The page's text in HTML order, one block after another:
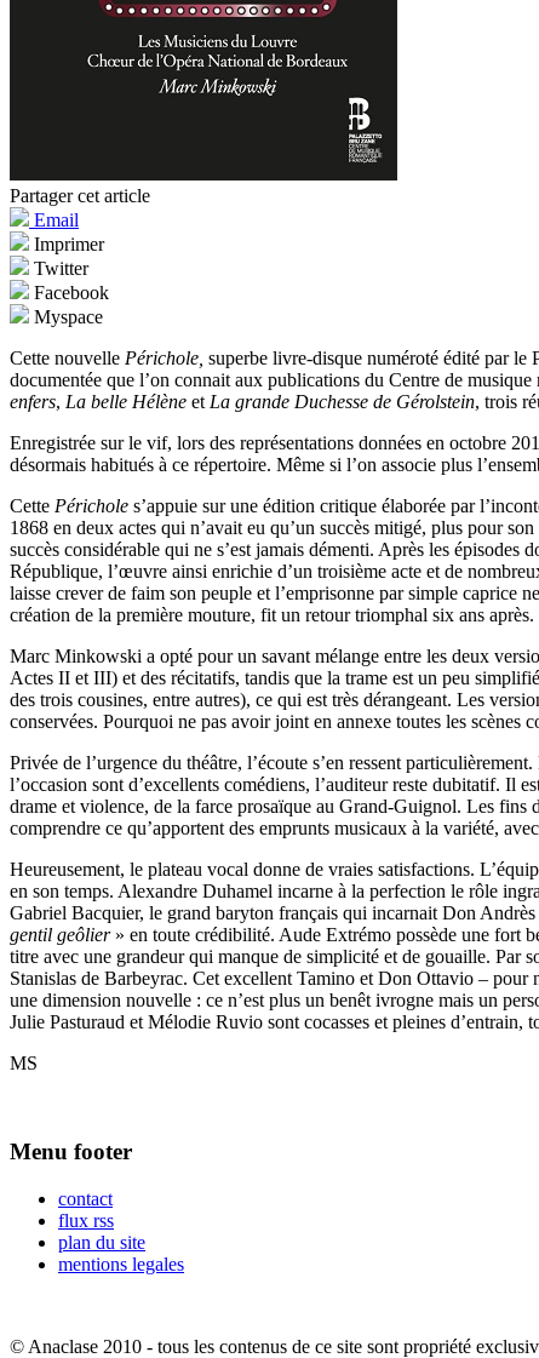
Partager cet article
Email
Imprimer
Twitter
Facebook
Myspace
Cette nouvelle Périchole, superbe livre-disque numéroté édité par le
documentée que l’on connait aux publications du Centre de
enfers, La belle Hélène et La grande Duchesse de Gérolstein, trois
Enregistrée sur le vif, lors des représentations données en octobre
désormais habitués à ce répertoire. Même si l’on associe plus
Cette Périchole s’appuie sur une édition critique élaborée par
1868 en deux actes qui n’avait eu qu’un succès mitigé, plus pour
succès considérable qui ne s’est jamais démenti. Après les
République, l’œuvre ainsi enrichie d’un troisième acte et de
laisse crever de faim son peuple et l’emprisonne par simple caprice
création de la première mouture, fit un retour triomphal six ans après.
Marc Minkowski a opté pour un savant mélange entre les deux
Actes II et III) et des récitatifs, tandis que la trame est un peu
des trois cousines, entre autres), ce qui est très dérangeant. Les
conservées. Pourquoi ne pas avoir joint en annexe toutes les
Privée de l’urgence du théâtre, l’écoute s’en ressent
l’occasion sont d’excellents comédiens, l’auditeur reste dubitatif. Il
drame et violence, de la farce prosaïque au Grand-Guignol. Les fins
comprendre ce qu’apportent des emprunts musicaux à la variété, avec
Heureusement, le plateau vocal donne de vraies satisfactions.
en son temps. Alexandre Duhamel incarne à la perfection le rôle
Gabriel Bacquier, le grand baryton français qui incarnait Don
gentil geôlier» en toute crédibilité. Aude Extrémo possède une fort
titre avec une grandeur qui manque de simplicité et de gouaille. Par
Stanislas de Barbeyrac. Cet excellent Tamino et Don Ottavio – pour
une dimension nouvelle : ce n’est plus un benêt ivrogne mais un
Julie Pasturaud et Mélodie Ruvio sont cocasses et pleines
MS
Menu footer
contact
flux rss
plan du site
mentions legales
© Anaclase 2010 - tous les contenus de ce site sont propriété